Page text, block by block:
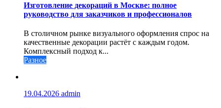
Изготовление декораций в Москве: полное
руководство для заказчиков и профессионалов
В столичном рынке визуального оформления спрос на
качественные декорации растёт с каждым годом.
Комплексный подход к...
Разное
19.04.2026 admin